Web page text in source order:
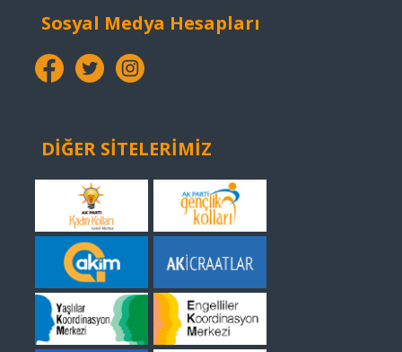
Sosyal Medya Hesapları
DİĞER SİTELERİMİZ